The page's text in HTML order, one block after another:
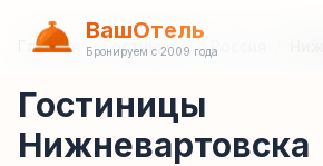
ВашОтель
Бронируем с 2009 года
Главная / Гостиницы / Россия
Гостиницы
Нижневартовска